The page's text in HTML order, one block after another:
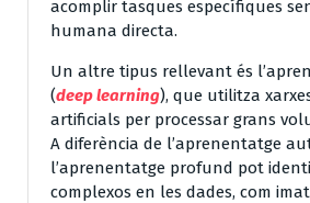
acomplir tasques específiques
humana directa.
Un altre tipus rellevant és
(deep learning), que utilitza
artificials per processar grans
A diferència de l’aprenentatge
l’aprenentatge profund pot
complexos en les dades, com